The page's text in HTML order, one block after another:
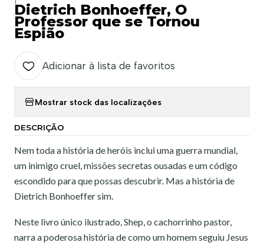
Dietrich Bonhoeffer, O
Professor que se Tornou
Espião
Adicionar à lista de favoritos
Mostrar stock das localizações
DESCRIÇÃO
Nem toda a história de heróis inclui uma guerra mundial,
um inimigo cruel, missões secretas ousadas e um código
escondido para que possas descubrir. Mas a história de
Dietrich Bonhoeffer sim.
Neste livro único ilustrado, Shep, o cachorrinho pastor,
narra a poderosa história de como um homem seguiu Jesus